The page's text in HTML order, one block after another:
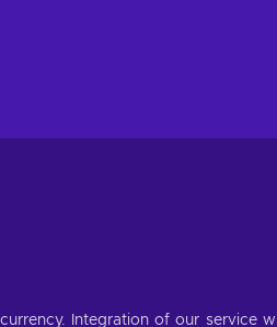
Integration of our service will